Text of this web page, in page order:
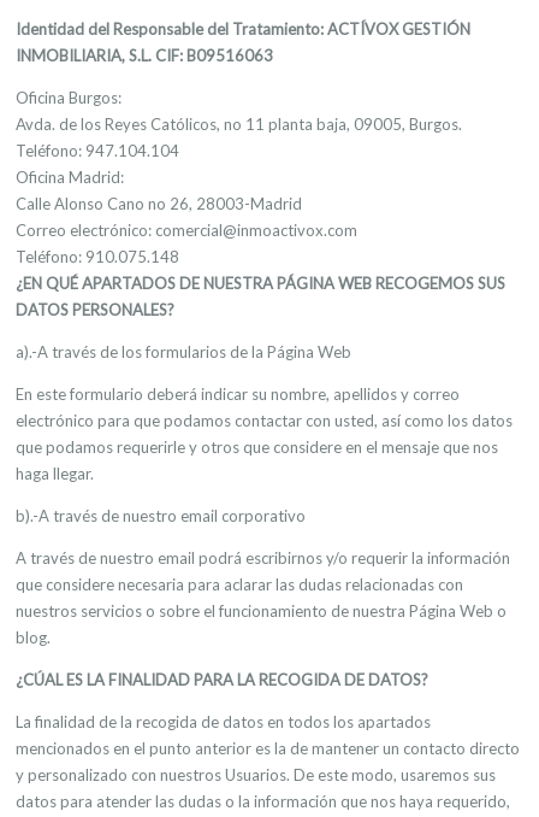
Identidad del Responsable del Tratamiento: ACTÍVOX GESTIÓN
INMOBILIARIA, S.L. CIF: B09516063
Oficina Burgos:
Avda. de los Reyes Católicos, no 11 planta baja, 09005, Burgos.
Teléfono: 947.104.104
Oficina Madrid:
Calle Alonso Cano no 26, 28003-Madrid
Correo electrónico: comercial@inmoactivox.com
Teléfono: 910.075.148
¿EN QUÉ APARTADOS DE NUESTRA PÁGINA WEB RECOGEMOS SUS
DATOS PERSONALES?
a).-A través de los formularios de la Página Web
En este formulario deberá indicar su nombre, apellidos y correo
electrónico para que podamos contactar con usted, así como los datos
que podamos requerirle y otros que considere en el mensaje que nos
haga llegar.
b).-A través de nuestro email corporativo
A través de nuestro email podrá escribirnos y/o requerir la información
que considere necesaria para aclarar las dudas relacionadas con
nuestros servicios o sobre el funcionamiento de nuestra Página Web o
blog.
¿CÚAL ES LA FINALIDAD PARA LA RECOGIDA DE DATOS?
La finalidad de la recogida de datos en todos los apartados
mencionados en el punto anterior es la de mantener un contacto directo
y personalizado con nuestros Usuarios. De este modo, usaremos sus
datos para atender las dudas o la información que nos haya requerido,